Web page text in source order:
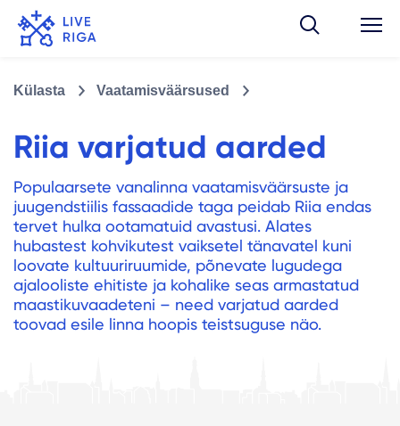
Külasta Vaatamisväärsused
Riia varjatud aarded
Populaarsete vanalinna vaatamisväärsuste ja
juugendstiilis fassaadide taga peidab Riia endas
tervet hulka ootamatuid avastusi. Alates
hubastest kohvikutest vaiksetel tänavatel kuni
loovate kultuuriruumide, põnevate lugudega
ajalooliste ehitiste ja kohalike seas armastatud
maastikuvaadeteni – need varjatud aarded
toovad esile linna hoopis teistsuguse näo.